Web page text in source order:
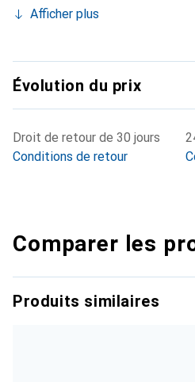
Afficher plus
Évolution du prix
Droit de retour de 30 jours
Conditions de retour
Comparer les
Produits similaires